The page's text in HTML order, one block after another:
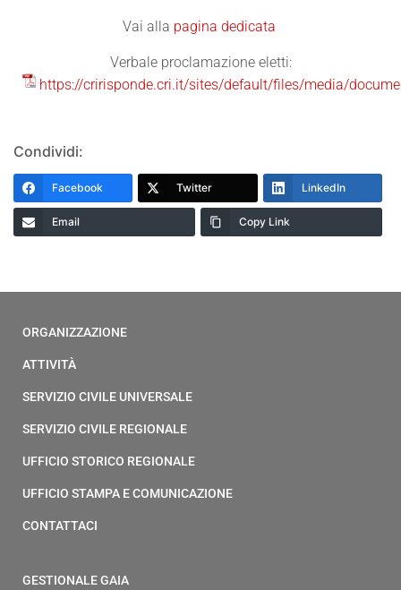
Vai alla pagina dedicata
Verbale proclamazione eletti:
https://cririsponde.cri.it/sites/default/files/media/
Condividi:
Facebook Twitter LinkedIn
Email Copy Link
ORGANIZZAZIONE
ATTIVITÀ
SERVIZIO CIVILE UNIVERSALE
SERVIZIO CIVILE REGIONALE
UFFICIO STORICO REGIONALE
UFFICIO STAMPA E COMUNICAZIONE
CONTATTACI
GESTIONALE GAIA